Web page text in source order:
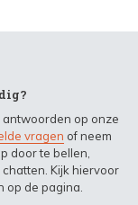
antwoorden op onze
vragen of neem
door te bellen,
Kijk hiervoor
op de pagina.